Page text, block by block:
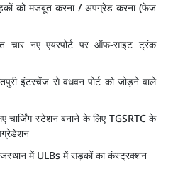
को मजबूत करना / अपग्रेड करना (फेज
चार नए एयरपोर्ट पर ऑफ-साइट ट्रंक
इंटरचेंज से वधवन पोर्ट को जोड़ने वाले
स्टेशन बनाने के लिए TGSRTC के
में ULBs में सड़कों का कंस्ट्रक्शन